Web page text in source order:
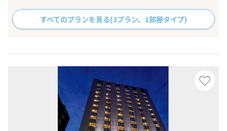
すべてのプランを見る(3プラン、1部屋タイプ)